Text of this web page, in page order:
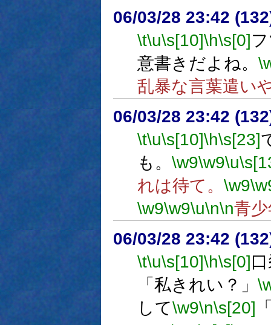
06/03/28 23:42
\t\u\s[10]\h\s[0]
意書きだよね。
乱暴な言葉遣い
06/03/28 23:42
\t\u\s[10]\h\s[23]
も。 \w9\w9\u
れは待て。 \w9
\w9\w9\u\n\n青
06/03/28 23:42
\t\u\s[10]\h\s[0]
「私きれい？」
して\w9\n\s[20]